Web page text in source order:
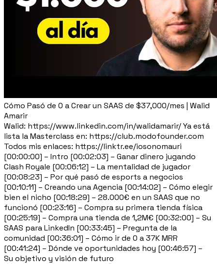
Cómo Pasó de 0 a Crear un SAAS de $37,000/mes | Walid
Amarir
Walid: https://www.linkedin.com/in/walidamarir/ Ya está
lista la Masterclass en: https://club.modofounder.com
Todos mis enlaces: https://linktr.ee/iosonomauri
[00:00:00] – Intro [00:02:03] – Ganar dinero jugando
Clash Royale [00:06:12] – La mentalidad de jugador
[00:08:23] – Por qué pasó de esports a negocios
[00:10:11] – Creando una Agencia [00:14:02] – Cómo elegir
bien el nicho [00:18:29] – 28.000€ en un SAAS que no
funcionó [00:23:16] – Compra su primera tienda física
[00:25:19] – Compra una tienda de 1,2M€ [00:32:00] – Su
SAAS para LinkedIn [00:33:45] – Pregunta de la
comunidad [00:36:01] – Cómo ir de 0 a 37K MRR
[00:41:24] – Dónde ve oportunidades hoy [00:46:57] –
Su objetivo y visión de futuro